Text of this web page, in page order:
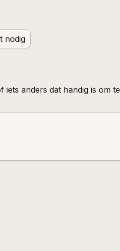
nodig
iets anders dat handig is om te